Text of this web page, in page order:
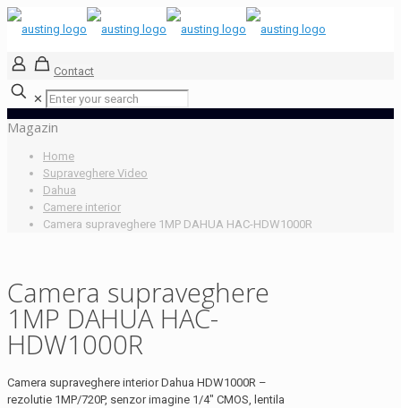
Contact
✕
Magazin
Home
Supraveghere Video
Dahua
Camere interior
Camera supraveghere 1MP DAHUA HAC-HDW1000R
Camera supraveghere
1MP DAHUA HAC-
HDW1000R
Camera supraveghere interior Dahua HDW1000R –
rezolutie 1MP/720P, senzor imagine 1/4″ CMOS, lentila